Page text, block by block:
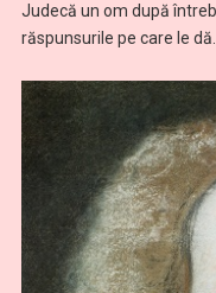
Judecă un om după
răspunsurile pe care le dă.